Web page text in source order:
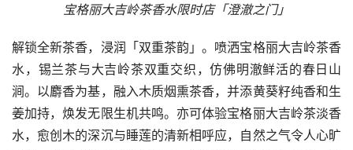
宝格丽大吉岭茶香水限时店「澄澈之门」
解锁全新茶香，浸润「双重茶韵」。喷洒宝格丽大吉岭茶香
水，锡兰茶与大吉岭茶双重交织，仿佛明澈鲜活的春日山
涧。以麝香为基，融入木质烟熏茶香，并添黄葵籽纯香和生
姜加持，焕发无限生机共鸣。亦可体验宝格丽大吉岭茶淡香
水，愈创木的深沉与睡莲的清新相呼应，自然之气令人心旷